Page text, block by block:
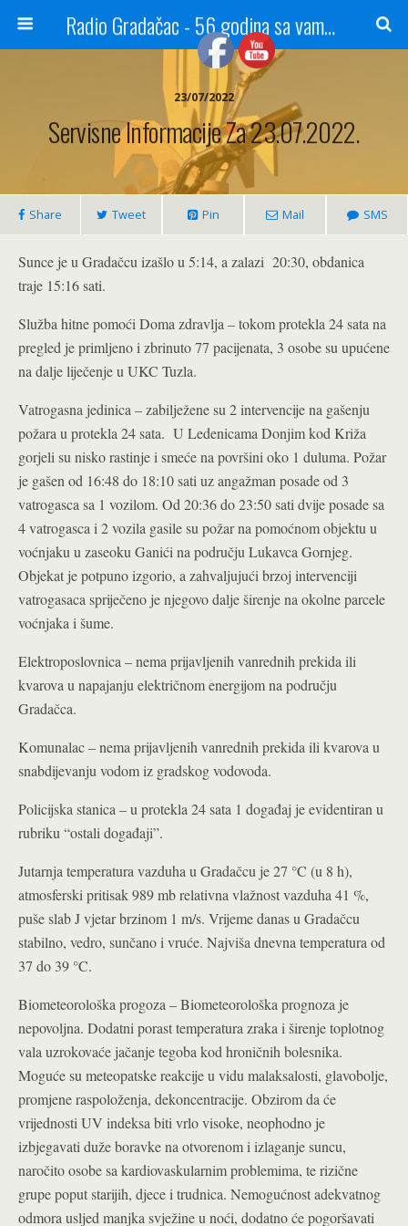
Radio Gradačac - 56 godina sa vama...
23/07/2022
Servisne Informacije Za 23.07.2022.
Share Tweet Pin Mail SMS
Sunce je u Gradačcu izašlo u 5:14, a zalazi 20:30, obdanica
traje 15:16 sati.
Služba hitne pomoći Doma zdravlja – tokom protekla 24 sata na
pregled je primljeno i zbrinuto 77 pacijenata, 3 osobe su upućene
na dalje liječenje u UKC Tuzla.
Vatrogasna jedinica – zabilježene su 2 intervencije na gašenju
požara u protekla 24 sata. U Ledenicama Donjim kod Križa
gorjeli su nisko rastinje i smeće na površini oko 1 duluma. Požar
je gašen od 16:48 do 18:10 sati uz angažman posade od 3
vatrogasca sa 1 vozilom. Od 20:36 do 23:50 sati dvije posade sa
4 vatrogasca i 2 vozila gasile su požar na pomoćnom objektu u
voćnjaku u zaseoku Ganići na području Lukavca Gornjeg.
Objekat je potpuno izgorio, a zahvaljujući brzoj intervenciji
vatrogasaca spriječeno je njegovo dalje širenje na okolne parcele
voćnjaka i šume.
Elektroposlovnica – nema prijavljenih vanrednih prekida ili
kvarova u napajanju električnom energijom na području
Gradačca.
Komunalac – nema prijavljenih vanrednih prekida ili kvarova u
snabdijevanju vodom iz gradskog vodovoda.
Policijska stanica – u protekla 24 sata 1 događaj je evidentiran u
rubriku “ostali događaji”.
Jutarnja temperatura vazduha u Gradačcu je 27 °C (u 8 h),
atmosferski pritisak 989 mb relativna vlažnost vazduha 41 %,
puše slab J vjetar brzinom 1 m/s. Vrijeme danas u Gradačcu
stabilno, vedro, sunčano i vruće. Najviša dnevna temperatura od
37 do 39 °C.
Biometeorološka progoza – Biometeorološka prognoza je
nepovoljna. Dodatni porast temperatura zraka i širenje toplotnog
vala uzrokovaće jačanje tegoba kod hroničnih bolesnika.
Moguće su meteopatske reakcije u vidu malaksalosti, glavobolje,
promjene raspoloženja, dekoncentracije. Obzirom da će
vrijednosti UV indeksa biti vrlo visoke, neophodno je
izbjegavati duže boravke na otvorenom i izlaganje suncu,
naročito osobe sa kardiovaskularnim problemima, te rizične
grupe poput starijih, djece i trudnica. Nemogućnost adekvatnog
odmora usljed manjka svježine u noći, dodatno će pogoršavati